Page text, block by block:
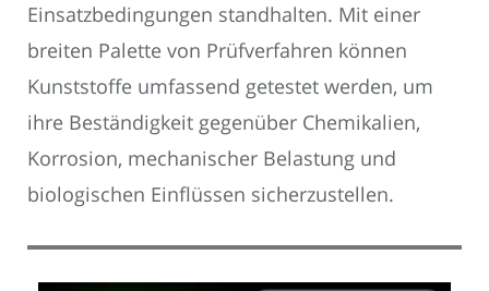
Einsatzbedingungen standhalten. Mit einer
breiten Palette von Prüfverfahren können
Kunststoffe umfassend getestet werden, um
ihre Beständigkeit gegenüber Chemikalien,
Korrosion, mechanischer Belastung und
biologischen Einflüssen sicherzustellen.